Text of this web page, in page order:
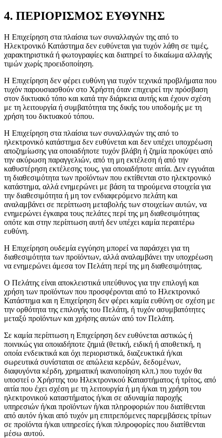
4. ΠΕΡΙΟΡΙΣΜΟΣ ΕΥΘΥΝΗΣ
Η Επιχείρηση στα πλαίσια των συναλλαγών της από το
Ηλεκτρονικό Κατάστημα δεν ευθύνεται για τυχόν λάθη σε τιμές,
χαρακτηριστικά ή φωτογραφίες και διατηρεί το δικαίωμα αλλαγής
τιμών χωρίς προειδοποίηση.
Η Επιχείρηση δεν φέρει ευθύνη για τυχόν τεχνικά προβλήματα που
τυχόν παρουσιασθούν στο Χρήστη όταν επιχειρεί την πρόσβαση
στον δικτυακό τόπο και κατά την διάρκεια αυτής και έχουν σχέση
με τη λειτουργία ή συμβατότητα της δικής του υποδομής με τη
χρήση του δικτυακού τόπου.
Η Επιχείρηση στα πλαίσια των συναλλαγών της από το
ηλεκτρονικό κατάστημα δεν ευθύνεται και δεν υπέχει υποχρέωση
αποζημίωσης για οποιαδήποτε τυχόν βλάβη ή ζημία προκύψει από
την ακύρωση παραγγελιών, από τη μη εκτέλεση ή από την
καθυστέρηση εκτέλεσης τους, για οποιαδήποτε αιτία. Δεν εγγυάται
τη διαθεσιμότητα των προϊόντων που εκτίθενται στο ηλεκτρονικό
κατάστημα, αλλά ενημερώνει με βάση τα τηρούμενα στοιχεία για
την διαθεσιμότητα ή μη τον ενδιαφερόμενο πελάτη και
αναλαμβάνει σε περίπτωση μεταβολής των στοιχείων αυτών, να
ενημερώνει έγκαιρα τους πελάτες περί της μη διαθεσιμότητας
οπότε και στην περίπτωση αυτή δεν υπέχει καμία περαιτέρω
ευθύνη.
Η Επιχείρηση ουδεμία εγγύηση μπορεί να παράσχει για τη
διαθεσιμότητα των προϊόντων, αλλά αναλαμβάνει την υποχρέωση
να ενημερώνει άμεσα τον Πελάτη περί της μη διαθεσιμότητας.
Ο Πελάτης είναι αποκλειστικά υπεύθυνος για την επιλογή και
χρήση των προϊόντων που προσφέρονται από το Ηλεκτρονικό
Κατάστημα και η Επιχείρηση δεν φέρει καμία ευθύνη σε σχέση με
την ορθότητα της επιλογής του Πελάτη, ή τυχόν ασυμβατότητες
μεταξύ προϊόντων και χρήσης αυτών από τον Πελάτη.
Σε καμία περίπτωση η Επιχείρηση δεν ευθύνεται αστικώς ή
ποινικώς για οποιαδήποτε ζημιά (θετική, ειδική ή αποθετική, η
οποία ενδεικτικά και όχι περιοριστικά, διαζευκτικά ή/και
σωρευτικά συνίσταται σε απώλεια κερδών, δεδομένων,
διαφυγόντα κέρδη, χρηματική ικανοποίηση κλπ.) που τυχόν θα
υποστεί ο Χρήστης του Ηλεκτρονικού Καταστήματος ή τρίτος, από
αιτία που έχει σχέση με τη λειτουργία ή μη ή/και τη χρήση του
ηλεκτρονικού καταστήματος ή/και σε αδυναμία παροχής
υπηρεσιών ή/και προϊόντων ή/και πληροφοριών που διατίθενται
από αυτόν ή/και από τυχόν μη επιτρεπόμενες παρεμβάσεις τρίτων
σε προϊόντα ή/και υπηρεσίες ή/και πληροφορίες που διατίθενται
μέσω αυτού.